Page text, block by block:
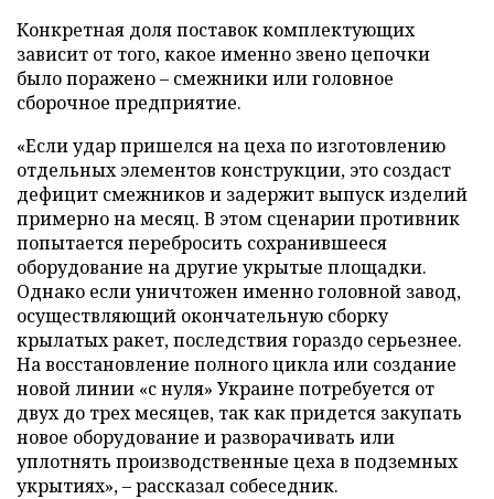
Конкретная доля поставок комплектующих
зависит от того, какое именно звено цепочки
было поражено – смежники или головное
сборочное предприятие.
«Если удар пришелся на цеха по изготовлению
отдельных элементов конструкции, это создаст
дефицит смежников и задержит выпуск изделий
примерно на месяц. В этом сценарии противник
попытается перебросить сохранившееся
оборудование на другие укрытые площадки.
Однако если уничтожен именно головной завод,
осуществляющий окончательную сборку
крылатых ракет, последствия гораздо серьезнее.
На восстановление полного цикла или создание
новой линии «с нуля» Украине потребуется от
двух до трех месяцев, так как придется закупать
новое оборудование и разворачивать или
уплотнять производственные цеха в подземных
укрытиях», – рассказал собеседник.